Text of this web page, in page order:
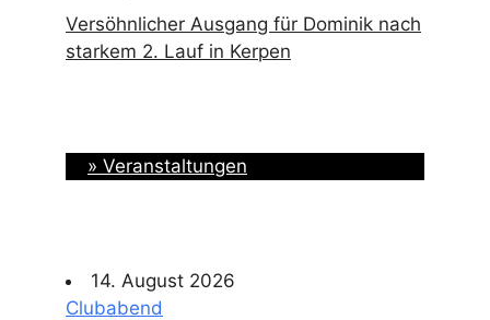
Versöhnlicher Ausgang für Dominik nach
starkem 2. Lauf in Kerpen
» Veranstaltungen
14. August 2026
Clubabend